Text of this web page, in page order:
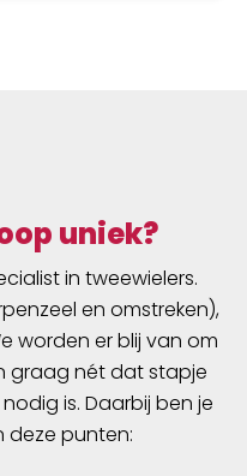
uniek?
in tweewielers.
en omstreken),
worden er blij van om
graag nét dat stapje
is. Daarbij ben je
deze punten: